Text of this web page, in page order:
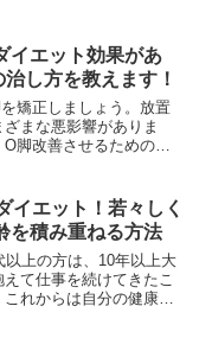
イエット効果があ
し方を教えます！
矯正しましょう。放置
まな悪影響がありま
脚改善させるための座
。イエット！若々しく
を積み重ねる方法
以上の方は、10年以上大
て仕事を続けてきたこ
これからは自分の健康の